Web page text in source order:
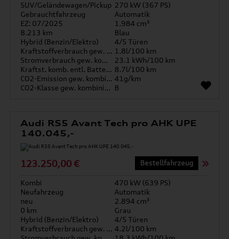
SUV/Geländewagen/Pickup 270 kW (367 PS)
Gebrauchtfahrzeug
Automatik
EZ: 07/2025
1.984 cm³
8.213 km
Blau
Hybrid (Benzin/Elektro)
4/5 Türen
Kraftstoffverbrauch gew. kombiniert 1.8l/100 km
Stromverbrauch gew. kombiniert
23.1 kWh/100 km
Kraftst. komb. entl. Batterie 8.7l/100 km
CO2-Emission gew. kombiniert 41g/km
CO2-Klasse gew. kombiniert B
Audi RS5 Avant Tech pro AHK UPE
140.045,-
123.250,00 € Bestellfahrzeug
Kombi
470 kW (639 PS)
Neufahrzeug
Automatik
neu
2.894 cm³
0 km
Grau
Hybrid (Benzin/Elektro)
4/5 Türen
Kraftstoffverbrauch gew. kombiniert 4.2l/100 km